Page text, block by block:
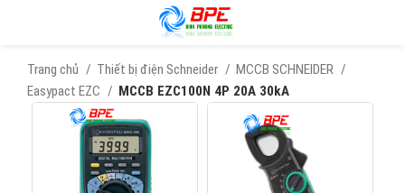
Trang chủ Thiết bị điện Schneider
MCCB SCHNEIDER
Easypact EZC
MCCB EZC100N 4P 20A 30kA